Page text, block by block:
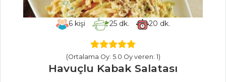
Zeytinyağlı
Biber Sote
Bulgurlu Yaprak
Sarma
6kişi 25 dk. 20 dk.
(Ortalama Oy: 5.0 Oy veren: 1)
Havuçlu Kabak Salatası